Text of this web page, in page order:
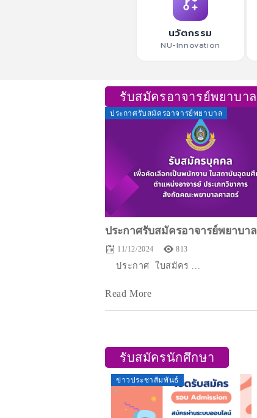
นวัตกรรม
NU-Innovation
รับสมัครอาจารย์พยาบาล
ประกาศรับสมัครอาจารย์พยาบาล
ประกาศรับสมัครอาจารย์พยาบาล
11/12/2024 813
ประกาศ ใบสมัคร ...
Read More
รับสมัครนักศึกษา
ข่าวประชาสัมพันธ์